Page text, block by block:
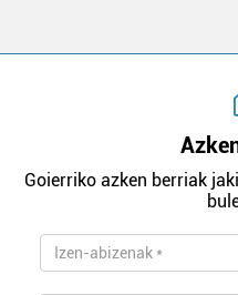
Goierriko azken berriak